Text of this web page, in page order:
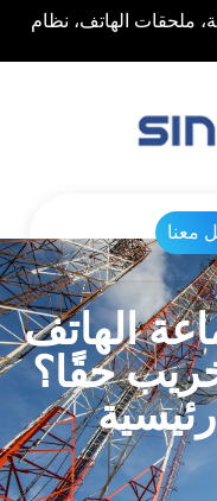
الهاتف، نظام
الهاتف
حقًا؟